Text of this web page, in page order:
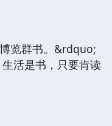
览群书。&rdquo;
活是书，只要肯读